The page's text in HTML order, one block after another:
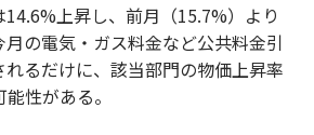
上昇し、前月（15.7%）より
の電気・ガス料金など公共料金引
るだけに、該当部門の物価上昇率
性がある。